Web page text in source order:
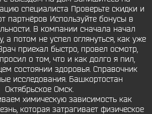
специалиста Проверьте скидки и
партнёров Используйте бонусы в
В компании сначала начал
а потом не успел оглянуться, как уже
приехал быстро, провел осмотр,
о том, что и как долго я пил,
состоянии здоровья. Справочник
исследования. Башкортостан
Октябрьское Омск.
химическую зависимость как
которая затрагивает физическое